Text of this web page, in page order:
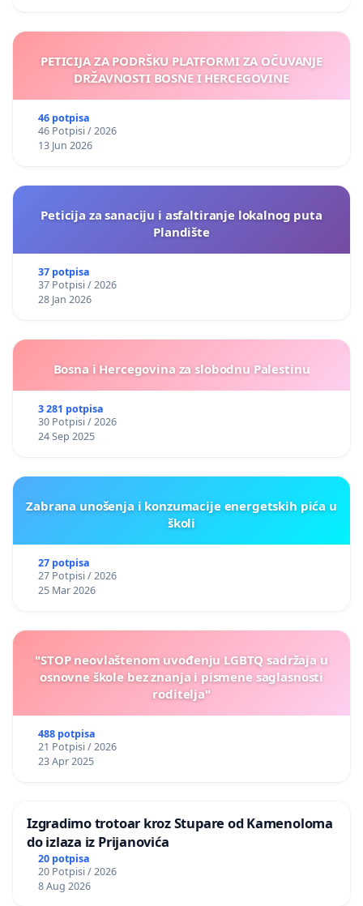
PETICIJA ZA PODRŠKU PLATFORMI ZA OČUVANJE
DRŽAVNOSTI BOSNE I HERCEGOVINE
46 potpisa
46 Potpisi / 2026
13 Jun 2026
Peticija za sanaciju i asfaltiranje lokalnog puta
Plandište
37 potpisa
37 Potpisi / 2026
28 Jan 2026
Bosna i Hercegovina za slobodnu Palestinu
3 281 potpisa
30 Potpisi / 2026
24 Sep 2025
Zabrana unošenja i konzumacije energetskih pića u
školi
27 potpisa
27 Potpisi / 2026
25 Mar 2026
"STOP neovlaštenom uvođenju LGBTQ sadržaja u
osnovne škole bez znanja i pismene saglasnosti
roditelja"
488 potpisa
21 Potpisi / 2026
23 Apr 2025
Izgradimo trotoar kroz Stupare od Kamenoloma
do izlaza iz Prijanovića
20 potpisa
20 Potpisi / 2026
8 Aug 2026